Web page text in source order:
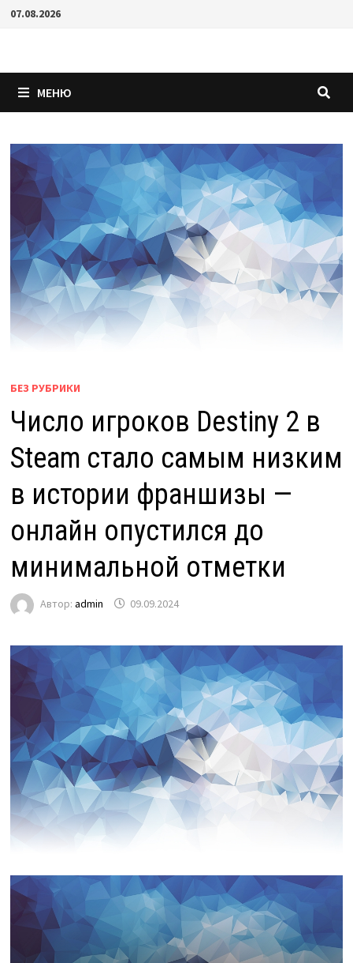
Перейти
07.08.2026
МЕНЮ
БЕЗ РУБРИКИ
Число игроков Destiny 2 в
Steam стало самым низким
в истории франшизы —
онлайн опустился до
минимальной отметки
Автор: admin 09.09.2024